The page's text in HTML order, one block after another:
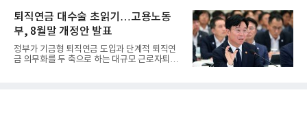
퇴직연금 대수술 초읽기…고용노동
부, 8월말 개정안 발표
정부가 기금형 퇴직연금 도입과 단계적 퇴직연
금 의무화를 두 축으로 하는 대규모 근로자퇴직